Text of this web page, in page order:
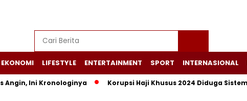
EKONOMI LIFESTYLE ENTERTAINMENT SPORT INTERNASIONAL
Angin, Ini Kronologinya Korupsi Haji Khusus 2024 Diduga